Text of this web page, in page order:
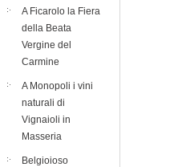
A Ficarolo la Fiera
della Beata
Vergine del
Carmine
A Monopoli i vini
naturali di
Vignaioli in
Masseria
Belgioioso